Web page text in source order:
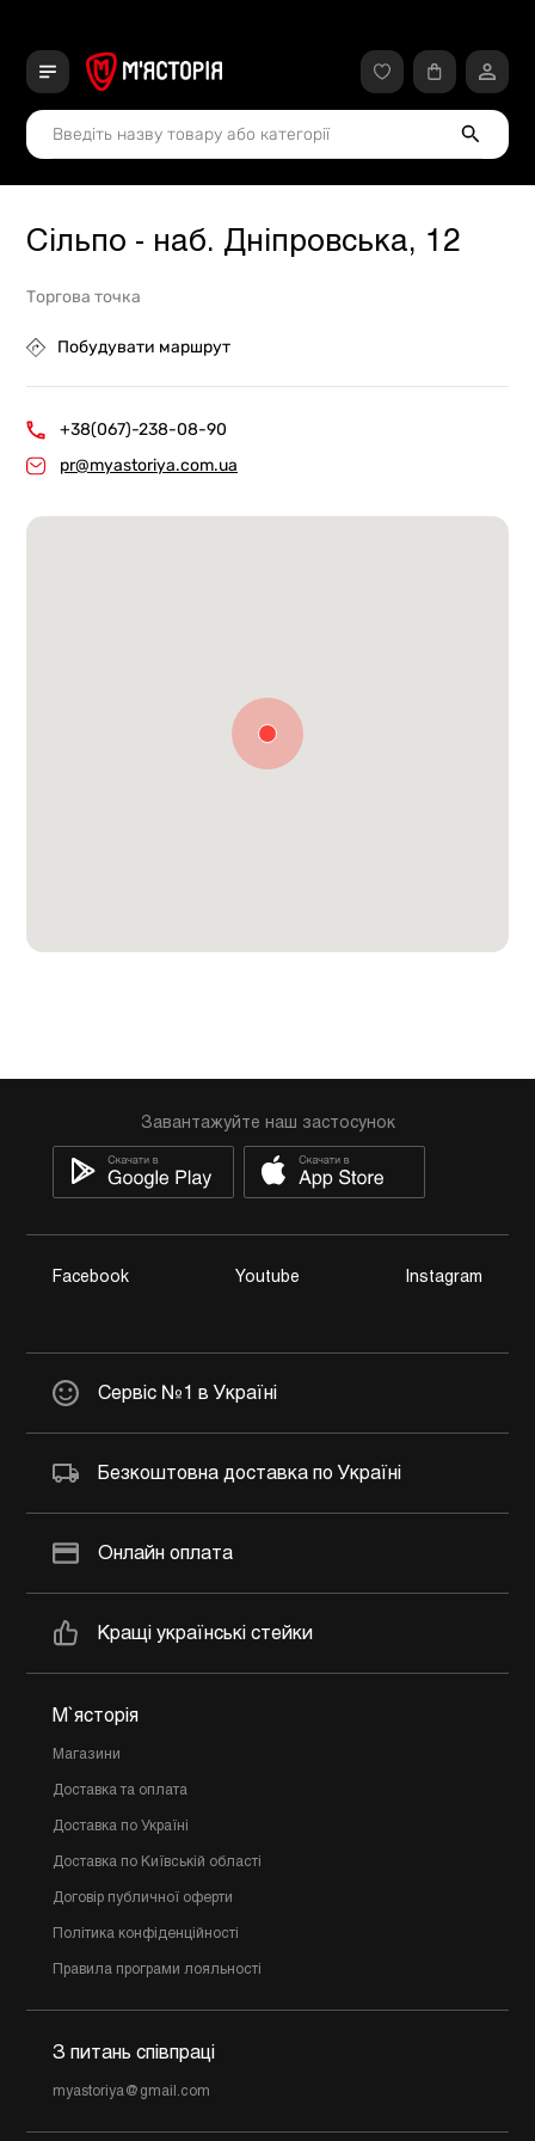
Сільпо - наб. Дніпровська, 12
Торгова точка
Побудувати маршрут
+38(067)-238-08-90
pr@myastoriya.com.ua
Завантажуйте наш застосунок
Facebook Youtube Instagram
Сервіс №1 в Україні
Безкоштовна доставка по Україні
Онлайн оплата
Кращі українські стейки
М`ясторія
Магазини
Доставка та оплата
Доставка по Україні
Доставка по Київській області
Договір публичної оферти
Політика конфіденційності
Правила програми лояльності
З питань співпраці
myastoriya@gmail.com